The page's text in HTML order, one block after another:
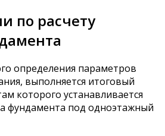
по расчету
определения параметров
выполняется итоговый
которого устанавливается
фундамента под одноэтажный